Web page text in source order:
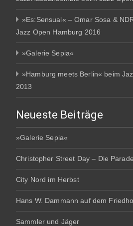
»Es:Sensual« – Omar Sosa &
Jazz Open Hamburg 2016
»Galerie Sepia«
»Hamburg meets Berlin« beim
2013
Neueste Beiträge
»Galerie Sepia«
Christopher Street Day – Die
City Nord im Herbst
Hans W. Dammann auf dem
Sammler und Jäger